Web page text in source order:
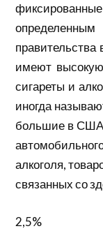
имеют
сигареты и
иногда
большие в США
алкоголя,
связанных со
2,5%